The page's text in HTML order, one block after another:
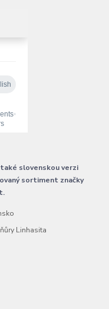
slovenskou verzi
sortiment značky
Linhasita